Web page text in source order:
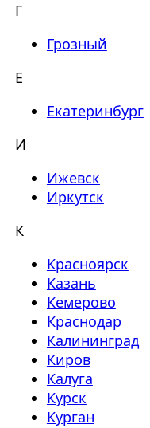
Г
Грозный
Е
Екатеринбург
И
Ижевск
Иркутск
К
Красноярск
Казань
Кемерово
Краснодар
Калининград
Киров
Калуга
Курск
Курган